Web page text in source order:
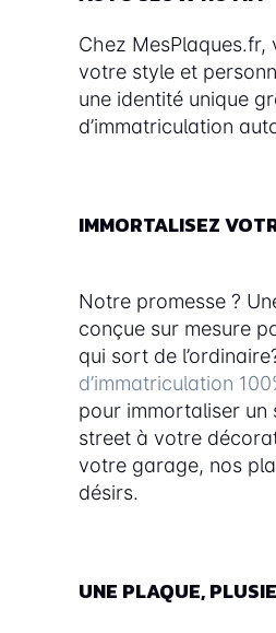
Chez
votre style et
une identité unique
d’immatriculation
IMMORTALISEZ
Notre promesse ?
conçue sur mesure
qui sort de
d’immatriculation
pour immortaliser un
street à votre
votre garage, nos
désirs.
UNE PLAQUE,